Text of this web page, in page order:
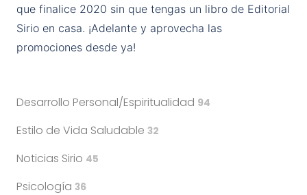
que finalice 2020 sin que tengas un libro de Editorial
Sirio en casa. ¡Adelante y aprovecha las
promociones desde ya!
Desarrollo Personal/Espiritualidad 94
Estilo de Vida Saludable 32
Noticias Sirio 45
Psicología 36